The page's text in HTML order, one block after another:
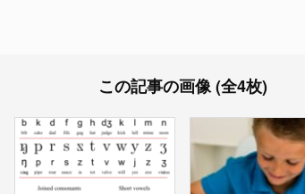
この記事の画像 (全4枚)